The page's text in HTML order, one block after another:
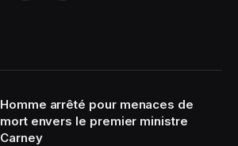
Homme arrêté pour menaces de
mort envers le premier ministre
Carney